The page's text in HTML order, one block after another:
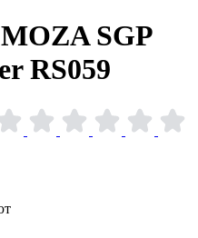
SGP
RS059